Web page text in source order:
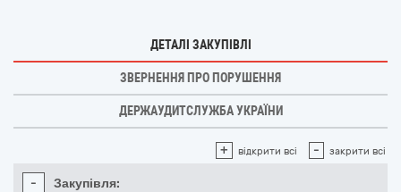
ДЕТАЛІ ЗАКУПІВЛІ
ЗВЕРНЕННЯ ПРО ПОРУШЕННЯ
ДЕРЖАУДИТСЛУЖБА УКРАЇНИ
+ відкрити всі - закрити всі
- Закупівля: